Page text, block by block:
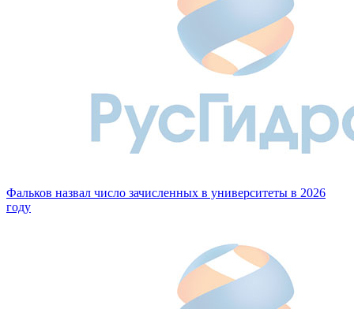
Фальков назвал число зачисленных в университеты в 2026
году